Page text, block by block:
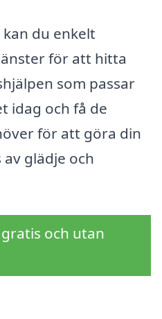
du enkelt
för att hitta
som passar
idag och få de
för att göra din
glädje och
och utan